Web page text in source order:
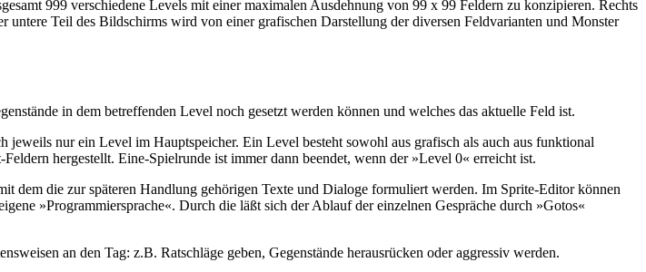
999 verschiedene Levels mit einer maximalen Ausdehnung von 99 x 99 Feldern zu konzipieren. Rechts
Teil des Bildschirms wird von einer grafischen Darstellung der diversen Feldvarianten und Monster
in dem betreffenden Level noch gesetzt werden können und welches das aktuelle Feld ist.
nur ein Level im Hauptspeicher. Ein Level besteht sowohl aus grafisch als auch aus funktional
hergestellt. Eine-Spielrunde ist immer dann beendet, wenn der »Level 0« erreicht ist.
dem die zur späteren Handlung gehörigen Texte und Dialoge formuliert werden. Im Sprite-Editor können
»Programmiersprache«. Durch die läßt sich der Ablauf der einzelnen Gespräche durch »Gotos«
an den Tag: z.B. Ratschläge geben, Gegenstände herausrücken oder aggressiv werden.